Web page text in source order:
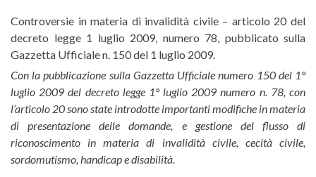
Circolare Inps numero 93 del 20
Controversie in materia di invalidità civile – articolo 20 del
decreto legge 1 luglio 2009, numero 78, pubblicato sulla
Gazzetta Ufficiale n. 150 del 1 luglio 2009.
Con la pubblicazione sulla Gazzetta Ufficiale numero 150 del 1°
luglio 2009 del decreto legge 1° luglio 2009 numero n. 78, con
l’articolo 20 sono state introdotte importanti modifiche in materia
di presentazione delle domande, e gestione del flusso di
riconoscimento in materia di invalidità civile, cecità civile,
sordomutismo, handicap e disabilità.